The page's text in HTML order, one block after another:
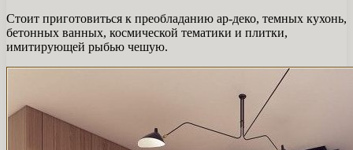
Стоит приготовиться к преобладанию ар-деко, темных кухонь,
бетонных ванных, космической тематики и плитки,
имитирующей рыбью чешую.